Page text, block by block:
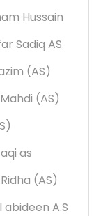
Hussain
Sadiq AS
(AS)
(AS)
as
(AS)
A.S